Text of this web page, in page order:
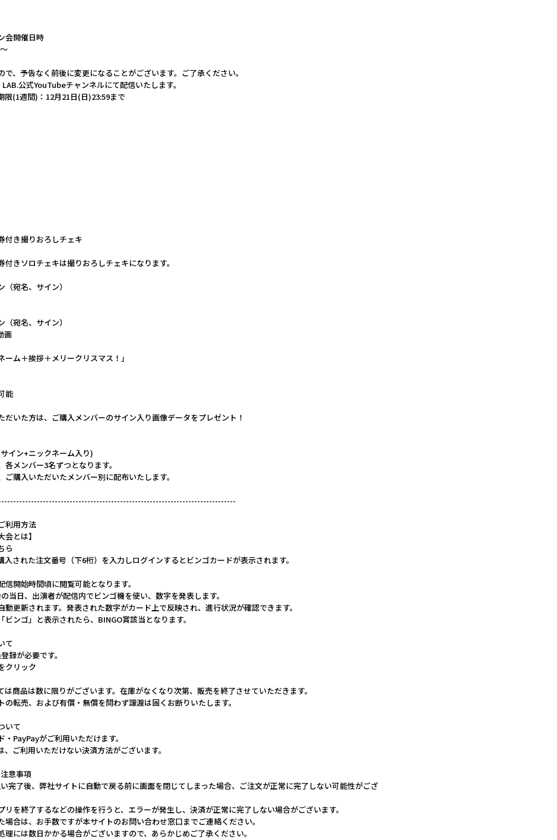
会開催日時
、予告なく前後に変更になることがございます。ご了承ください。
公式YouTubeチャンネルにて配信いたします。
限(1週間)：12月21日(日)23:59まで
き撮りおろしチェキ
きソロチェキは撮りおろしチェキになります。
宛名、サイン）
宛名、サイン）
画
ム＋挨拶＋メリークリスマス！」
能
いた方は、ご購入メンバーのサイン入り画像データをプレゼント！
イン+ニックネーム入り)
メンバー3名ずつとなります。
購入いただいたメンバー別に配布いたします。
利用方法
会とは】
ら
入された注文番号（下6桁）を入力しログインするとビンゴカードが表示されます。
信開始時間頃に閲覧可能となります。
当日、出演者が配信内でビンゴ機を使い、数字を発表します。
動更新されます。発表された数字がカード上で反映され、進行状況が確認できます。
ビンゴ」と表示されたら、BINGO賞該当となります。
て
録が必要です。
クリック
商品は数に限りがございます。在庫がなくなり次第、販売を終了させていただきます。
転売、および有償・無償を問わず譲渡は固くお断りいたします。
いて
PayPayがご利用いただけます。
、ご利用いただけない決済方法がございます。
意事項
完了後、弊社サイトに自動で戻る前に画面を閉じてしまった場合、ご注文が正常に完了しない可能性がござ
リを終了するなどの操作を行うと、エラーが発生し、決済が正常に完了しない場合がございます。
場合は、お手数ですが本サイトのお問い合わせ窓口までご連絡ください。
理には数日かかる場合がございますので、あらかじめご了承ください。